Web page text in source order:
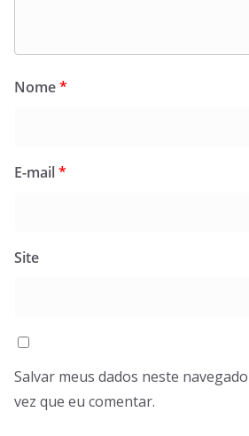
Nome*
E-mail*
Site
Salvar meus dados neste
vez que eu comentar.